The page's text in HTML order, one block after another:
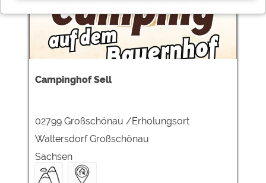
Campinghof Sell
02799 Großschönau /Erholungsort
Waltersdorf Großschönau
Sachsen
Essenzielle Cookies ermöglichen grundlegende
Funktionen und sind für die einwandfreie Funktion der
YouTube (Videos von
Campingplätzen)
https://policies.google.com/privacy
Campingplatzvorschau (Vorschau
der Internetseiten von
Campingplätzen)